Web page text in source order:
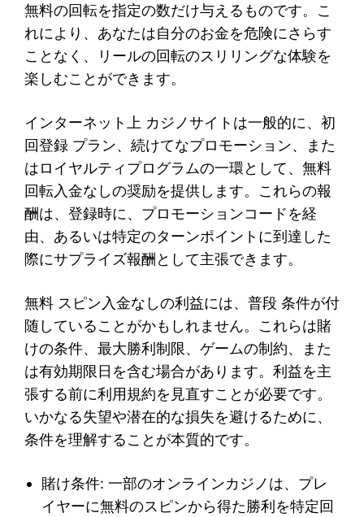
無料の回転を指定の数だけ与えるものです。こ
れにより、あなたは自分のお金を危険にさらす
ことなく、リールの回転のスリリングな体験を
楽しむことができます。
インターネット上 カジノサイトは一般的に、初
回登録 プラン、続けてなプロモーション、また
はロイヤルティプログラムの一環として、無料
回転入金なしの奨励を提供します。これらの報
酬は、登録時に、プロモーションコードを経
由、あるいは特定のターンポイントに到達した
際にサプライズ報酬として主張できます。
無料 スピン入金なしの利益には、普段 条件が付
随していることがかもしれません。これらは賭
けの条件、最大勝利制限、ゲームの制約、また
は有効期限日を含む場合があります。利益を主
張する前に利用規約を見直すことが必要です。
いかなる失望や潜在的な損失を避けるために、
条件を理解することが本質的です。
賭け条件: 一部のオンラインカジノは、プレ
イヤーに無料のスピンから得た勝利を特定回